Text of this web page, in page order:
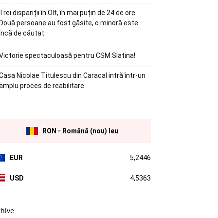
dispariții în Olt, în mai puțin de 24 de ore.
persoane au fost găsite, o minoră este
de căutat
spectaculoasă pentru CSM Slatina!
Nicolae Titulescu din Caracal intră într-un
proces de reabilitare
RON - Română (nou) leu
EUR 5,2446
USD 4,5363